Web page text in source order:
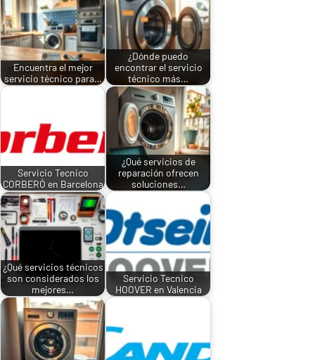
Encuentra el mejor
servicio técnico para…
¿Dónde puedo
encontrar el servicio
técnico más…
Servicio Tecnico
CORBERÓ en Barcelona
¿Qué servicios de
reparación ofrecen
soluciones…
¿Qué servicios técnicos
son considerados los
mejores…
Servicio Tecnico
HOOVER en Valencia